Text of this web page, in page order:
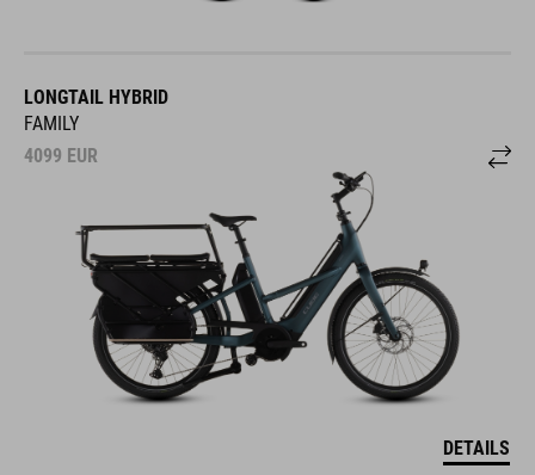
LONGTAIL HYBRID
FAMILY
4099 EUR
DETAILS